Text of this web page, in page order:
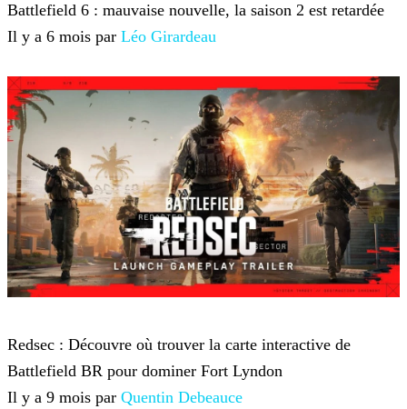
Battlefield 6 : mauvaise nouvelle, la saison 2 est retardée
Il y a 6 mois par Léo Girardeau
Redsec : Découvre où trouver la carte interactive de
Battlefield BR pour dominer Fort Lyndon
Il y a 9 mois par Quentin Debeauce